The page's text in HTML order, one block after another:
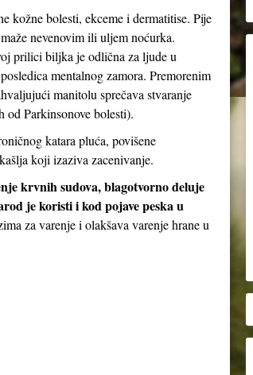
kožne bolesti, ekceme i dermatitise. Pije
nevenovim ili uljem noćurka.
prilici biljka je odlična za ljude u
mentalnog zamora. Premorenim
manitolu sprečava stvaranje
od Parkinsonove bolesti).
katara pluća, povišene
koji izaziva zacenivanje.
krvnih sudova, blagotvorno deluje
je koristi i kod pojave peska u
za varenje i olakšava varenje hrane u